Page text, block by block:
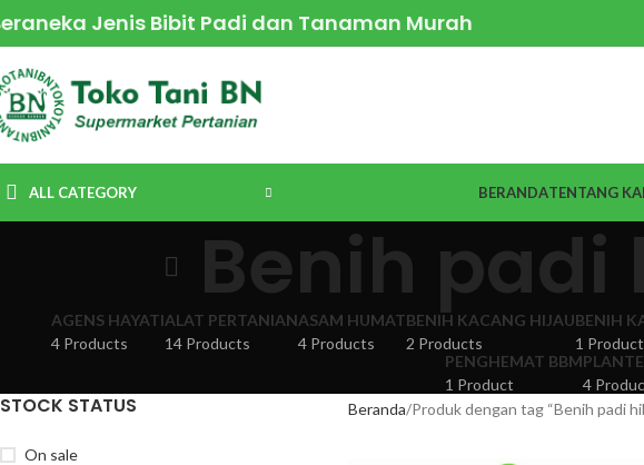
Jenis Bibit Padi dan Tanaman Murah
ALL CATEGORY BERANDATENTANG
Benih
AGENS HAYATI
4 Products
ALAT PERTANIAN
14 Products
ASAM HUMAT
4 Products
BENIH KACANG HIJAU
2 Products
BENIH
1 Product
PENGHEMAT BBM
1 Product
4
STOCK STATUS
On sale
Beranda Produk dengan tag “Benih padi